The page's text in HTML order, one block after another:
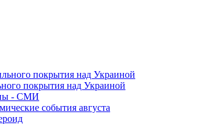
покрытия над Украиной
- СМИ
события августа